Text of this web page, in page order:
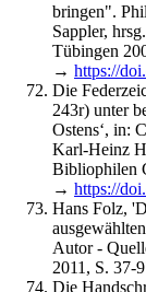
bringen".
Sappler,
Tübingen
→ https://
Die
243r) unter
Ostens‘, in:
Karl-Heinz
Bibliophilen
→ https://
Hans Folz,
Autor -
2011, S. 37-
Die